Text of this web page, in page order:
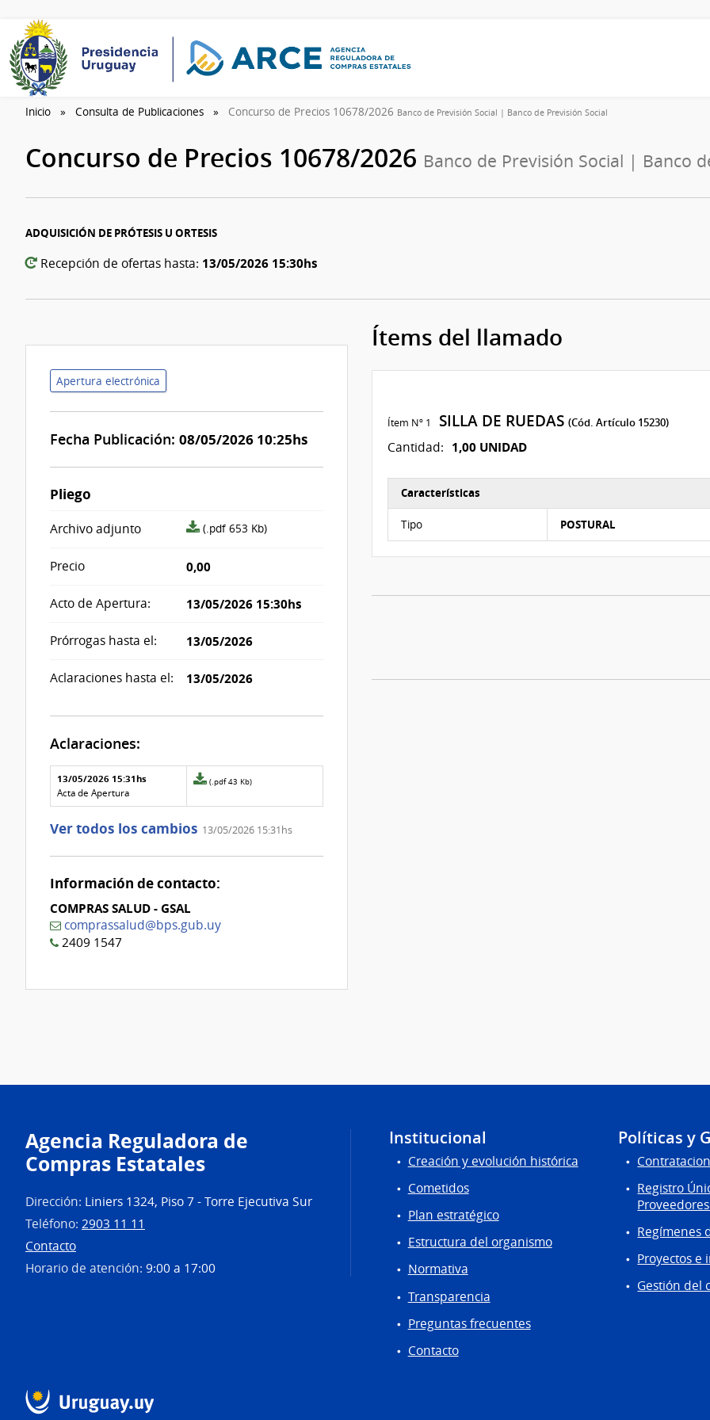
Inicio Consulta de Publicaciones Concurso de Precios 10678/2026 Banco de Previsión Social | Banco de Previsión Social
Concurso de Precios 10678/2026 Banco de Previsión Social | Banco
ADQUISICIÓN DE PRÓTESIS U ORTESIS
Recepción de ofertas hasta: 13/05/2026 15:30hs
Apertura electrónica
Fecha Publicación: 08/05/2026 10:25hs
Pliego
Archivo adjunto
archivo
(.pdf 653 Kb)
Precio 0,00
Acto de Apertura: 13/05/2026 15:30hs
Prórrogas hasta el: 13/05/2026
Aclaraciones hasta el: 13/05/2026
Aclaraciones:
Aclaraciones del llamado
Fecha y
texto de
la
Archivo
de la
13/05/2026 15:31hs
Acta de Apertura
Archivo
de
aclaración
0
(.pdf 43 Kb)
Ver todos los cambios 13/05/2026 15:31hs
Información de contacto:
COMPRAS SALUD - GSAL
comprassalud@bps.gub.uy
2409 1547
Ítems del llamado
Ítem Nº 1 SILLA DE RUEDAS (Cód. Artículo 15230)
Cantidad: 1,00 UNIDAD
Características
Tipo POSTURAL
Agencia Reguladora de
Compras Estatales
Dirección: Liniers 1324, Piso 7 - Torre Ejecutiva Sur
Teléfono: 2903 11 11
Contacto
Horario de atención: 9:00 a 17:00
Institucional
Creación y evolución histórica
Cometidos
Plan estratégico
Estructura del organismo
Normativa
Transparencia
Preguntas frecuentes
Contacto
Políticas y
Registro
Regímenes
Proyectos e
Gestión del